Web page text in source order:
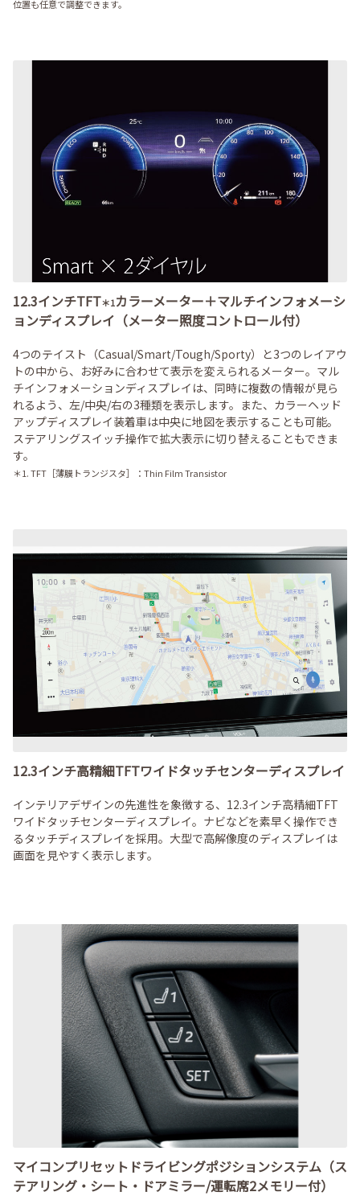
位置も任意で調整できます。
12.3インチTFT＊1カラーメーター＋マルチインフォメーシ
ョンディスプレイ（メーター照度コントロール付）
4つのテイスト（Casual/Smart/Tough/Sporty）と3つのレイアウ
トの中から、お好みに合わせて表示を変えられるメーター。マル
チインフォメーションディスプレイは、同時に複数の情報が見ら
れるよう、左/中央/右の3種類を表示します。また、カラーヘッド
アップディスプレイ装着車は中央に地図を表示することも可能。
ステアリングスイッチ操作で拡大表示に切り替えることもできま
す。
＊1. TFT［薄膜トランジスタ］：Thin Film Transistor
12.3インチ高精細TFTワイドタッチセンターディスプレイ
インテリアデザインの先進性を象徴する、12.3インチ高精細TFT
ワイドタッチセンターディスプレイ。ナビなどを素早く操作でき
るタッチディスプレイを採用。大型で高解像度のディスプレイは
画面を見やすく表示します。
マイコンプリセットドライビングポジションシステム（ス
テアリング・シート・ドアミラー/運転席2メモリー付）